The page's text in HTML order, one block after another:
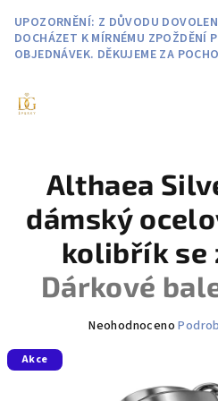
obsah
UPOZORNĚNÍ: Z DŮVODU
DOCHÁZET K MÍRNÉMU ZPOŽDĚNÍ
OBJEDNÁVEK. DĚKUJEME ZA
Althaea
dámský
kolibřík se
Dárkové
Průměrné
Neohodnoceno
Akce